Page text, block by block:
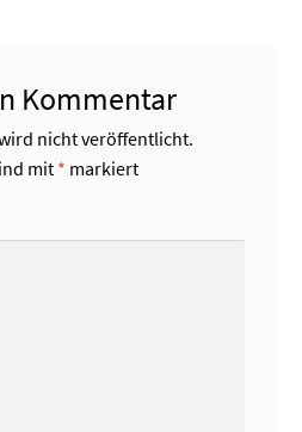
Kommentar
nicht veröffentlicht.
mit * markiert